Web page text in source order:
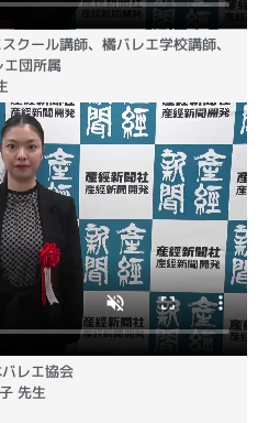
ール講師、橘バレエ学校講師、
団所属
レエ協会
先生